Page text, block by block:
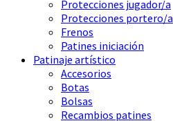
Protecciones jugador/a
Protecciones portero/a
Frenos
Patines iniciación
Patinaje artístico
Accesorios
Botas
Bolsas
Recambios patines